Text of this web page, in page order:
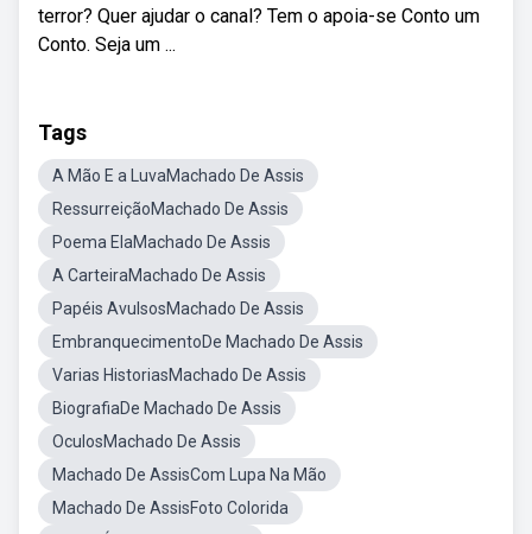
terror? Quer ajudar o canal? Tem o apoia-se Conto um
Conto. Seja um ...
Tags
A Mão E a LuvaMachado De Assis
RessurreiçãoMachado De Assis
Poema ElaMachado De Assis
A CarteiraMachado De Assis
Papéis AvulsosMachado De Assis
EmbranquecimentoDe Machado De Assis
Varias HistoriasMachado De Assis
BiografiaDe Machado De Assis
OculosMachado De Assis
Machado De AssisCom Lupa Na Mão
Machado De AssisFoto Colorida